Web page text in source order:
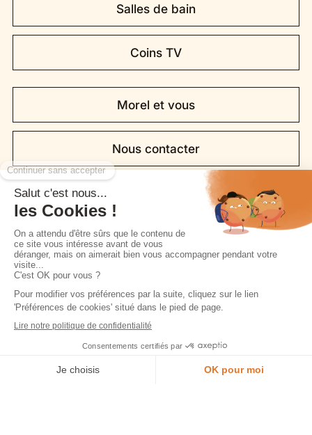
Je prends rendez-vous en magasin
Salles de bain
Coins TV
Morel et vous
Nous contacter
Trouver un point de vente
Opération commerciale en cours
Accéder à l’espace pro
Rejoindre l’équipe
Ouvrir un magasin